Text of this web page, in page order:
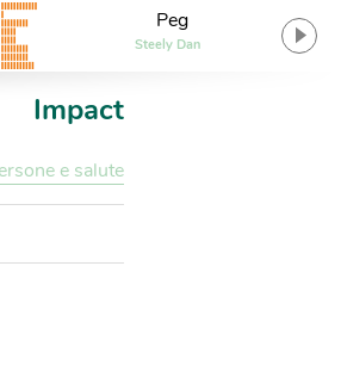
Peg
Steely Dan
Impact
e salute